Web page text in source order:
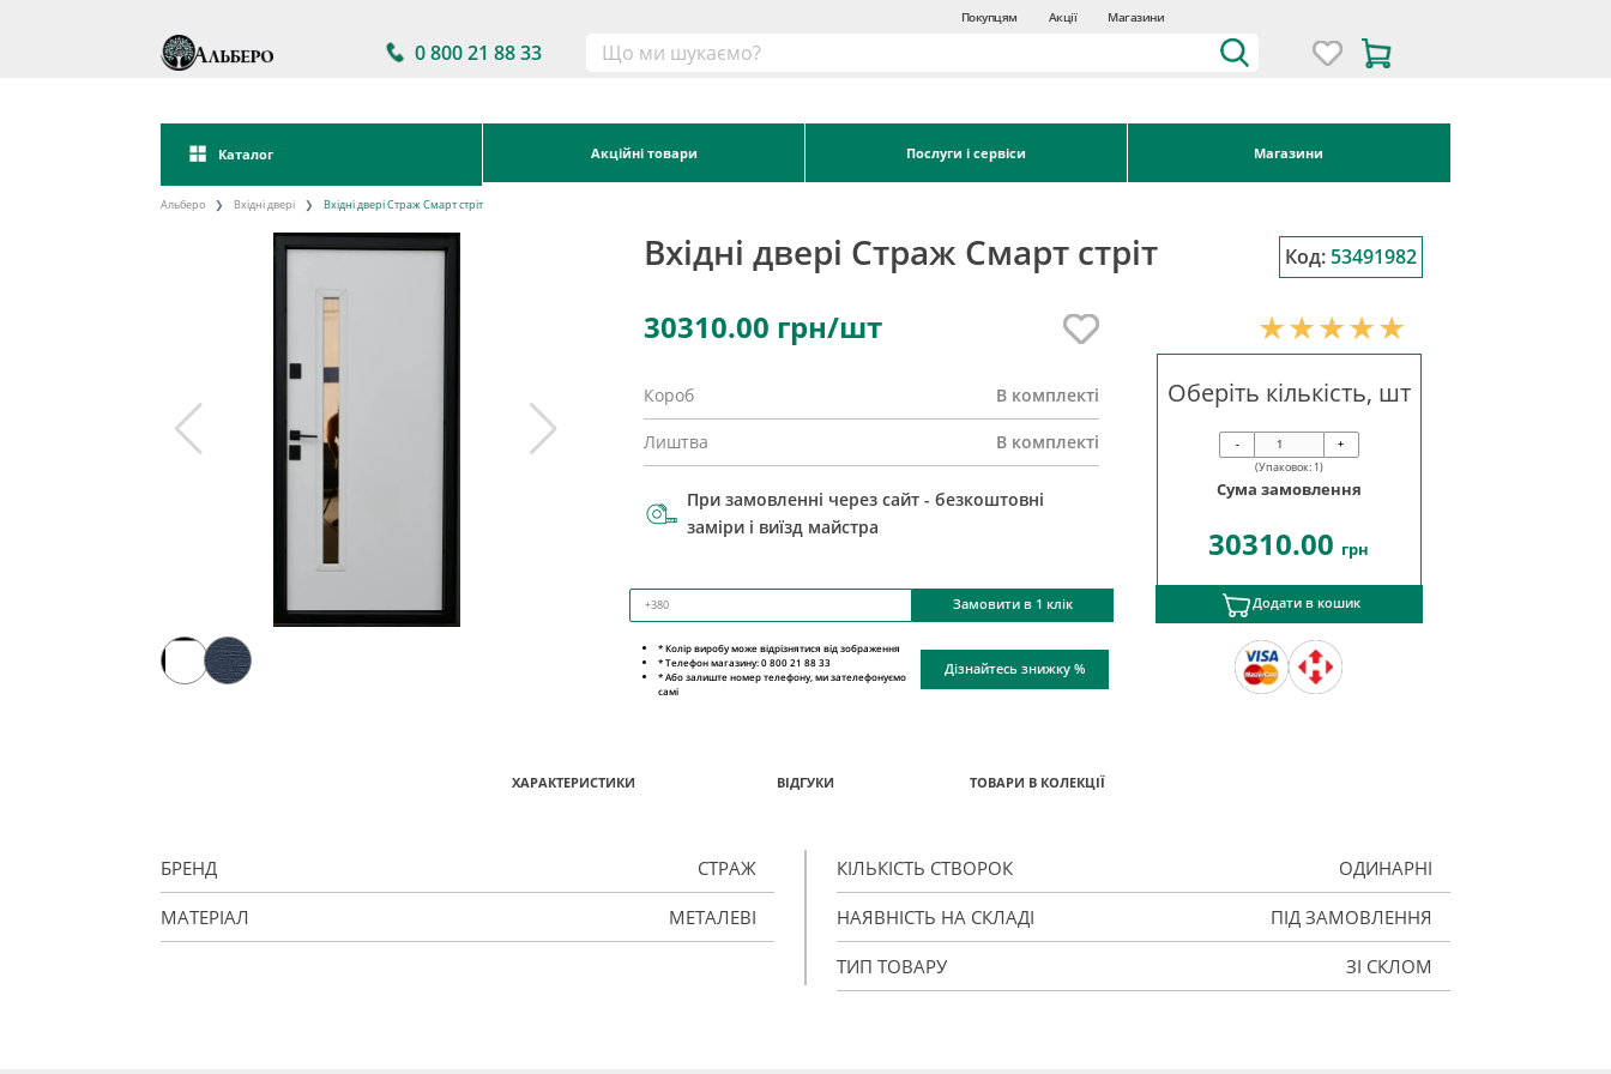
Покупцям Акції Магазини
0 800 21 88 33
Каталог Акційні товари Послуги і сервіси Магазини
Альберо Вхідні двері Вхідні двері Страж Смарт стріт
Вхідні двері Страж Смарт стріт Код: 53491982
30310.00 грн/шт
Короб В комплекті
Лиштва В комплекті
При замовленні через сайт - безкоштовні
заміри і виїзд майстра
Замовити в 1 клік
Оберіть кількість, шт
-
+
(Упаковок: 1)
Сума замовлення
30310.00 грн
Додати в кошик
* Колір виробу може відрізнятися від зображення
* Телефон магазину: 0 800 21 88 33
* Або залиште номер телефону, ми зателефонуємо
самі
Дізнайтесь знижку %
ХАРАКТЕРИСТИКИ ВІДГУКИ ТОВАРИ В КОЛЕКЦІЇ
БРЕНД СТРАЖ
МАТЕРІАЛ МЕТАЛЕВІ
КІЛЬКІСТЬ СТВОРОК ОДИНАРНІ
НАЯВНІСТЬ НА СКЛАДІ ПІД ЗАМОВЛЕННЯ
ТИП ТОВАРУ ЗІ СКЛОМ